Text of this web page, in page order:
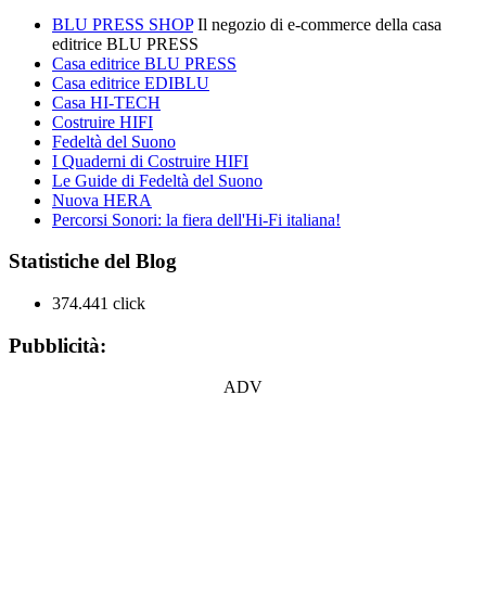
BLU PRESS SHOPIl negozio di e-commerce della casa
editrice BLU PRESS
Casa editrice BLU PRESS
Casa editrice EDIBLU
Casa HI-TECH
Costruire HIFI
Fedeltà del Suono
I Quaderni di Costruire HIFI
Le Guide di Fedeltà del Suono
Nuova HERA
Percorsi Sonori: la fiera dell'Hi-Fi italiana!
Statistiche del Blog
374.441 click
Pubblicità:
ADV